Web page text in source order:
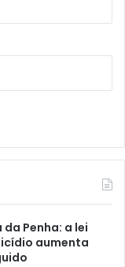
Penha: a lei
aumenta